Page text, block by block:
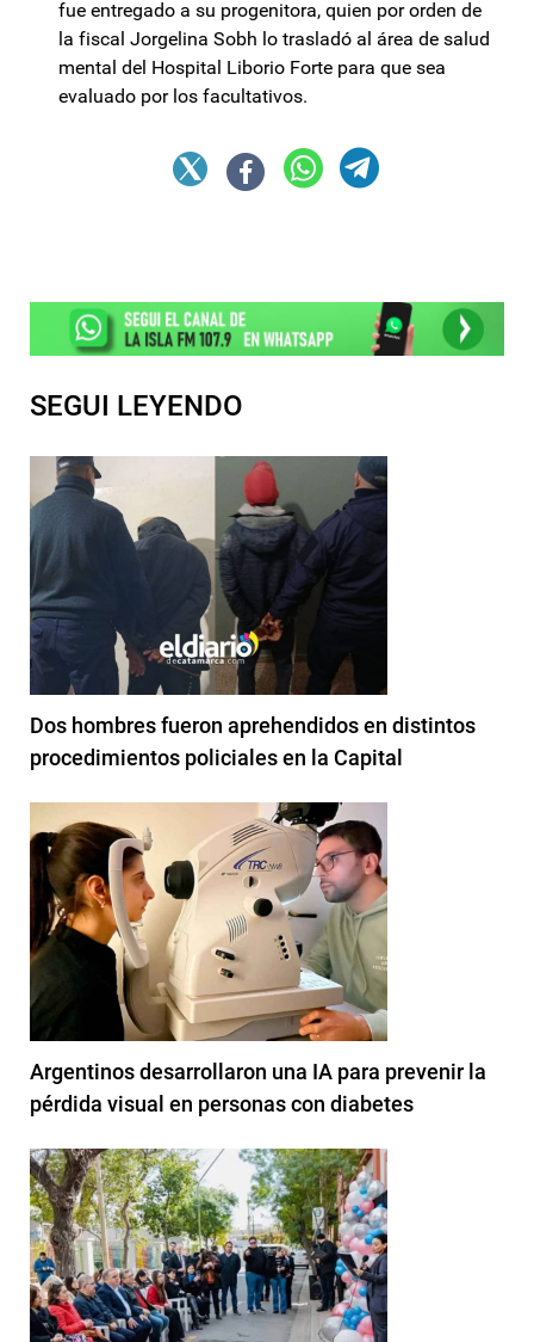
fue entregado a su progenitora, quien por orden de
la fiscal Jorgelina Sobh lo trasladó al área de salud
mental del Hospital Liborio Forte para que sea
evaluado por los facultativos.
SEGUI LEYENDO
Dos hombres fueron aprehendidos en distintos
procedimientos policiales en la Capital
Argentinos desarrollaron una IA para prevenir la
pérdida visual en personas con diabetes